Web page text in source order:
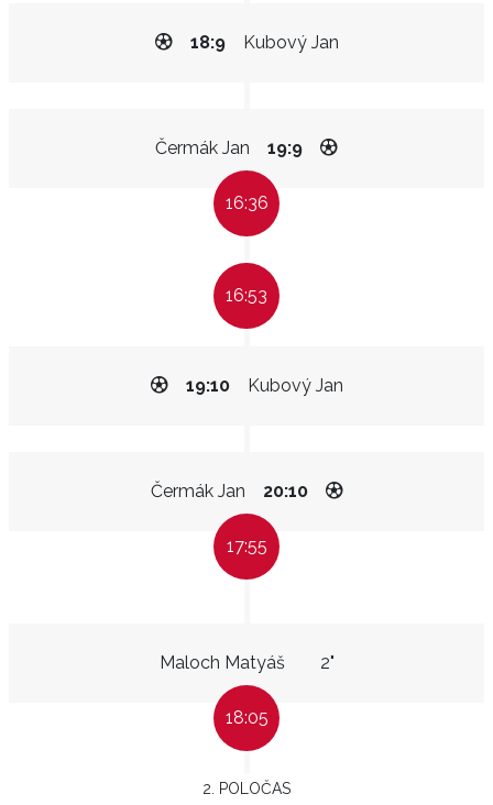
Kubový Jan
18:9
Čermák Jan 19:9
16:36
16:53
Kubový Jan
19:10
Čermák Jan 20:10
17:55
Maloch Matyáš 2"
18:05
2. POLOČAS